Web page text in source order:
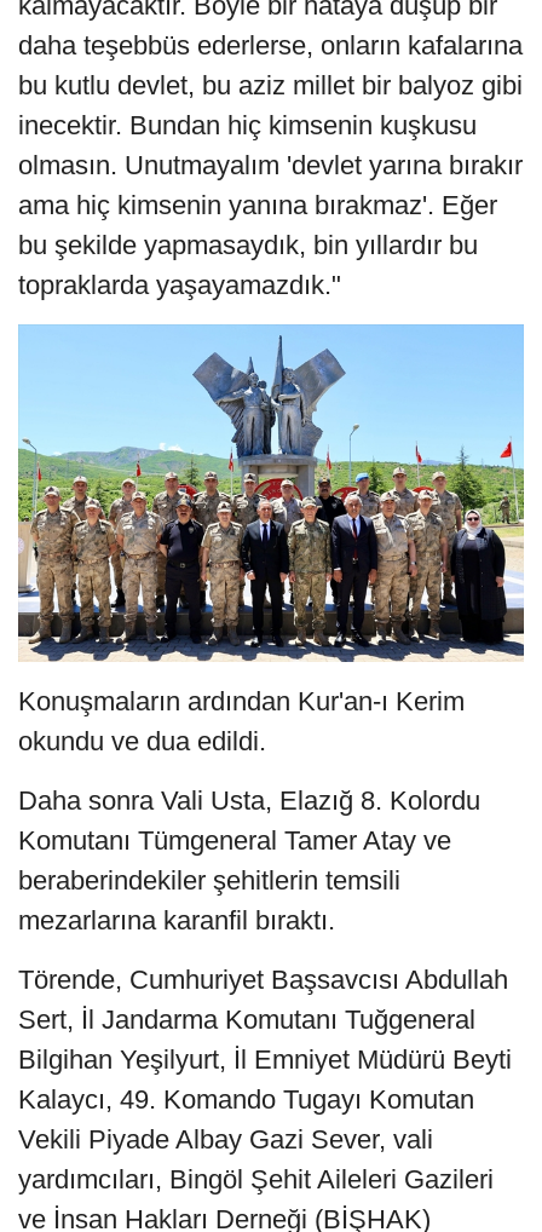
daha teşebbüs ederlerse, onların kafalarına
bu kutlu devlet, bu aziz millet bir balyoz gibi
inecektir. Bundan hiç kimsenin kuşkusu
olmasın. Unutmayalım 'devlet yarına bırakır
ama hiç kimsenin yanına bırakmaz'. Eğer
bu şekilde yapmasaydık, bin yıllardır bu
topraklarda yaşayamazdık."
Konuşmaların ardından Kur'an-ı Kerim
okundu ve dua edildi.
Daha sonra Vali Usta, Elazığ 8. Kolordu
Komutanı Tümgeneral Tamer Atay ve
beraberindekiler şehitlerin temsili
mezarlarına karanfil bıraktı.
Törende, Cumhuriyet Başsavcısı Abdullah
Sert, İl Jandarma Komutanı Tuğgeneral
Bilgihan Yeşilyurt, İl Emniyet Müdürü Beyti
Kalaycı, 49. Komando Tugayı Komutan
Vekili Piyade Albay Gazi Sever, vali
yardımcıları, Bingöl Şehit Aileleri Gazileri
ve İnsan Hakları Derneği (BİŞHAK)